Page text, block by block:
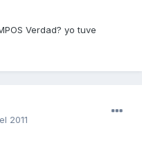
Verdad? yo tuve
2011